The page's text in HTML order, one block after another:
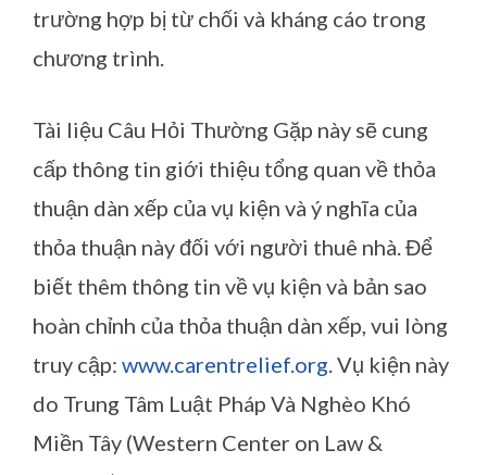
trường hợp bị từ chối và kháng cáo trong
chương trình.
Tài liệu Câu Hỏi Thường Gặp này sẽ cung
cấp thông tin giới thiệu tổng quan về thỏa
thuận dàn xếp của vụ kiện và ý nghĩa của
thỏa thuận này đối với người thuê nhà. Để
biết thêm thông tin về vụ kiện và bản sao
hoàn chỉnh của thỏa thuận dàn xếp, vui lòng
truy cập: www.carentrelief.org . Vụ kiện này
do Trung Tâm Luật Pháp Và Nghèo Khó
Miền Tây (Western Center on Law &